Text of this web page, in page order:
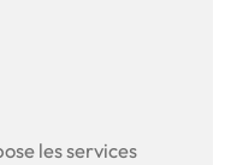
les services